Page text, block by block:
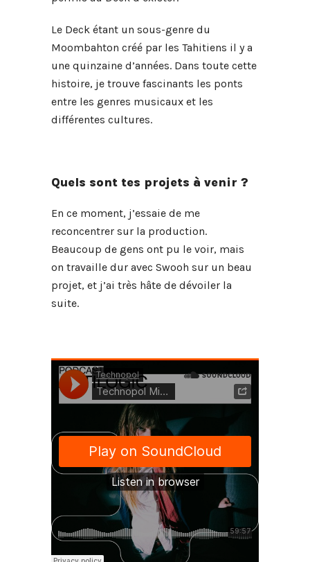
Le Deck étant un sous-genre du
Moombahton créé par les Tahitiens il y a
une quinzaine d’années. Dans toute cette
histoire, je trouve fascinants les ponts
entre les genres musicaux et les
différentes cultures.
Quels sont tes projets à venir ?
En ce moment, j’essaie de me
reconcentrer sur la production.
Beaucoup de gens ont pu le voir, mais
on travaille dur avec Swooh sur un beau
projet, et j’ai très hâte de dévoiler la
suite.